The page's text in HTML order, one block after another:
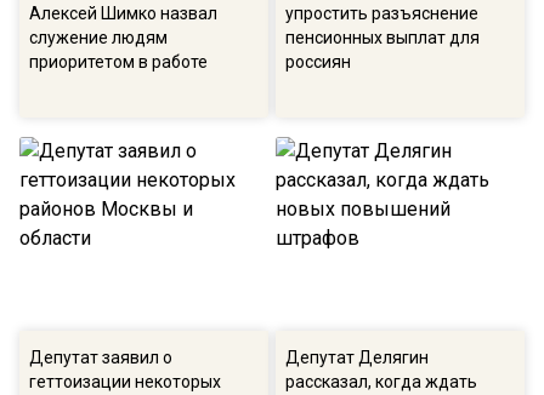
Алексей Шимко назвал
служение людям
приоритетом в работе
упростить разъяснение
пенсионных выплат для
россиян
Депутат заявил о
геттоизации некоторых
Депутат Делягин
рассказал, когда ждать